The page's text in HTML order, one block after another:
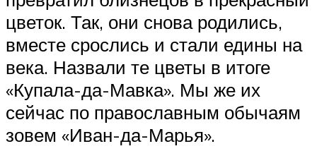
цветок. Так, они снова родились,
вместе срослись и стали едины на
века. Назвали те цветы в итоге
«Купала-да-Мавка». Мы же их
сейчас по православным обычаям
зовем «Иван-да-Марья».